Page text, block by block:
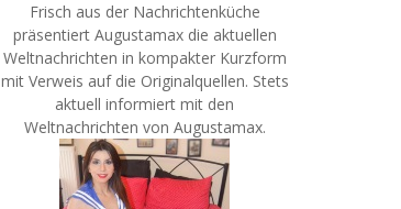
Frisch aus der Nachrichtenküche
präsentiert Augustamax die aktuellen
Weltnachrichten in kompakter Kurzform
mit Verweis auf die Originalquellen. Stets
aktuell informiert mit den
Weltnachrichten von Augustamax.